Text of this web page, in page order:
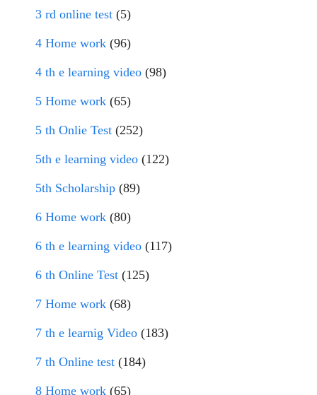
3 rd online test (5)
4 Home work (96)
4 th e learning video (98)
5 Home work (65)
5 th Onlie Test (252)
5th e learning video (122)
5th Scholarship (89)
6 Home work (80)
6 th e learning video (117)
6 th Online Test (125)
7 Home work (68)
7 th e learnig Video (183)
7 th Online test (184)
8 Home work (65)